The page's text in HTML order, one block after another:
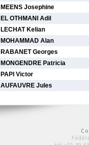
MEENS Josephine
EL OTHMANI Adil
LECHAT Kelian
MOHAMMAD Alan
RABANET Georges
MONGENDRE Patricia
PAPI Victor
AUFAUVRE Jules